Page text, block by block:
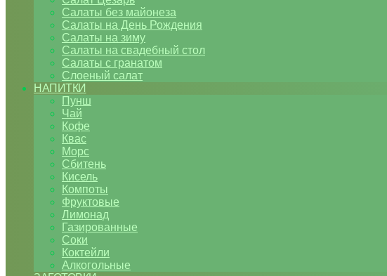
Салаты без майонеза
Салаты на День Рождения
Салаты на зиму
Салаты на свадебный стол
Салаты с гранатом
Слоеный салат
НАПИТКИ
Пунш
Чай
Кофе
Квас
Морс
Сбитень
Кисель
Компоты
Фруктовые
Лимонад
Газированные
Соки
Коктейли
Алкогольные